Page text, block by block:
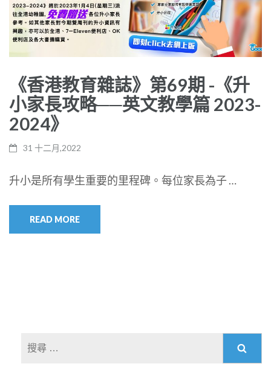
《香港教育雜誌》第69期 -《升
小家長攻略──英文教學篇 2023-
2024》
31 十二月,2022
升小是所有學生重要的里程碑。每位家長為子 …
READ MORE